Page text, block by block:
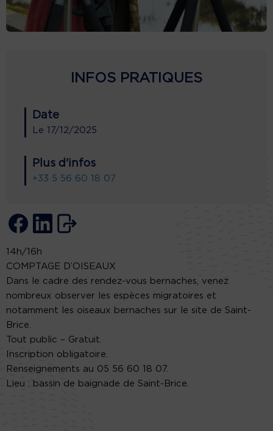
INFOS PRATIQUES
Date
Le 17/12/2025
Plus d'infos
+33 5 56 60 18 07
14h/16h
COMPTAGE D’OISEAUX
Dans le cadre des rendez-vous bernaches, venez
nombreux observer les espèces migratoires et
notamment les oiseaux bernaches sur le site de Saint-
Brice.
Tout public – Gratuit.
Inscription obligatoire.
Renseignements au 05 56 60 18 07.
Lieu : bassin de baignade de Saint-Brice.